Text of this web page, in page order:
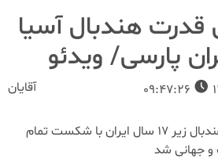
قدرت هندبال آسیا
پارسی/ ویدئو
آقایان
برنامه‌ریزی‌ها‌ جواب داد؛ هندبال زیر 17 سال ایران با شکست تمام
و جهانی شد